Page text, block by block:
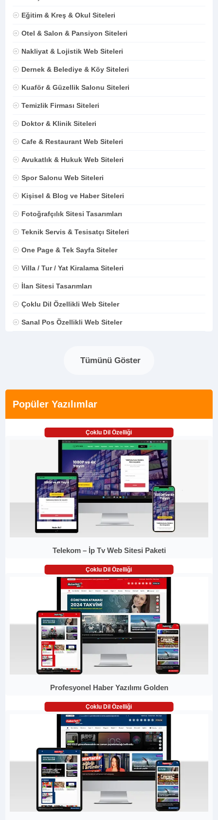
Eğitim & Kreş & Okul Siteleri
Otel & Salon & Pansiyon Siteleri
Nakliyat & Lojistik Web Siteleri
Dernek & Belediye & Köy Siteleri
Kuaför & Güzellik Salonu Siteleri
Temizlik Firması Siteleri
Doktor & Klinik Siteleri
Cafe & Restaurant Web Siteleri
Avukatlık & Hukuk Web Siteleri
Spor Salonu Web Siteleri
Kişisel & Blog ve Haber Siteleri
Fotoğrafçılık Sitesi Tasarımları
Teknik Servis & Tesisatçı Siteleri
One Page & Tek Sayfa Siteler
Villa / Tur / Yat Kiralama Siteleri
İlan Sitesi Tasarımları
Çoklu Dil Özellikli Web Siteler
Sanal Pos Özellikli Web Siteler
Tümünü Göster
Popüler Yazılımlar
Çoklu Dil Özelliği
Telekom – İp Tv Web Sitesi Paketi
Çoklu Dil Özelliği
Profesyonel Haber Yazılımı Golden
Çoklu Dil Özelliği